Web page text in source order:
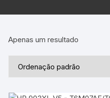
Apenas um resultado